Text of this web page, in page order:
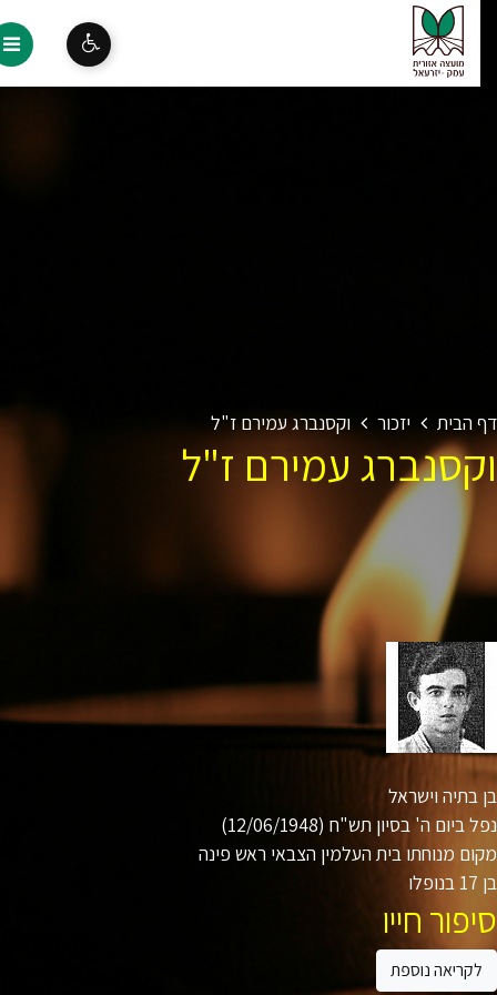
הבית יזכור וקסנברג עמירם ז"ל
עמירם ז"ל
וישראל
ה' בסיון תש"ח (12/06/1948)
מנוחתו בית העלמין הצבאי ראש פינה
חייו
נוספת